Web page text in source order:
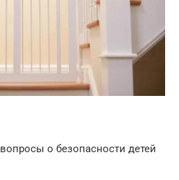
о безопасности детей